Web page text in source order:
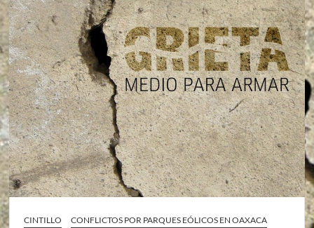
CINTILLO
CONFLICTOS POR PARQUES EÓLICOS EN OAXACA